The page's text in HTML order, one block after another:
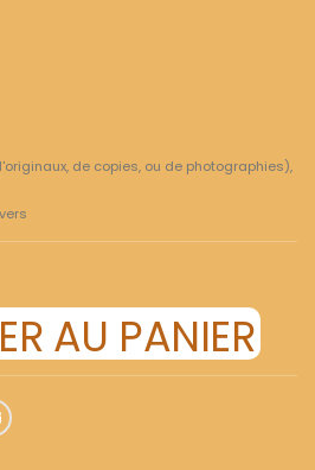
de copies, ou de photographies),
AU PANIER